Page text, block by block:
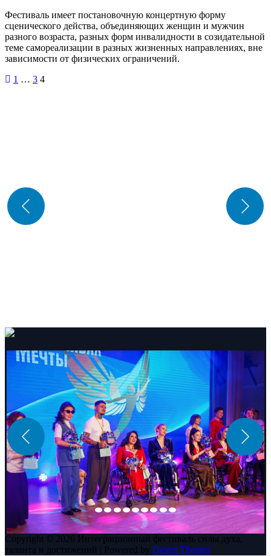
Фестиваль имеет постановочную концертную форму
сценического действа, объединяющих женщин и мужчин
разного возраста, разных форм инвалидности в созидательной
теме самореализации в разных жизненных направлениях, вне
зависимости от физических ограничений.
Пагинация
1 … 3 4
Copyright © 2026 Интеграционный фестиваль силы духа,
таланта и достижений | Powered by Desert Themes